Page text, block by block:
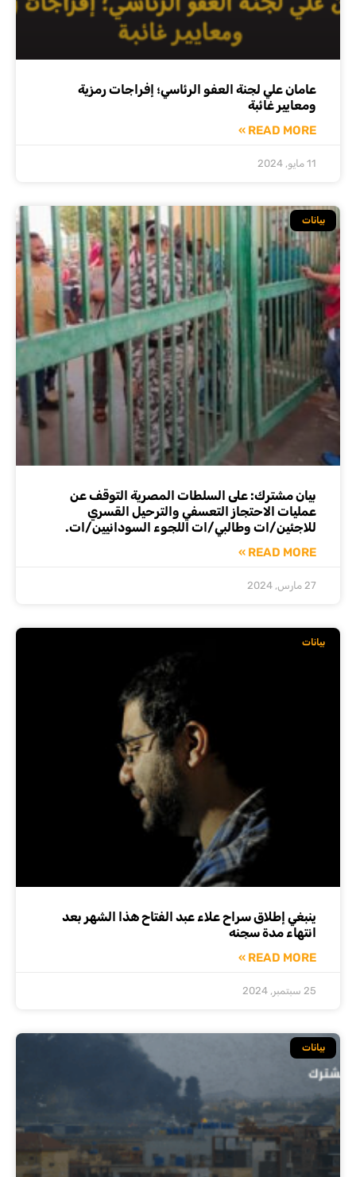
عامان علي لجنة العفو الرئاسي؛ إفراجات رمزية
ومعايير غائبة
READ MORE »
11 مايو, 2024
بيانات
بيان مشترك: على السلطات المصرية التوقف عن
عمليات الاحتجاز التعسفي والترحيل القسري
للاجئين/ات وطالبي/ات اللجوء السودانيين/ات.
READ MORE »
27 مارس, 2024
بيانات
ينبغي إطلاق سراح علاء عبد الفتاح هذا الشهر بعد
انتهاء مدة سجنه
READ MORE »
25 سبتمبر, 2024
بيانات